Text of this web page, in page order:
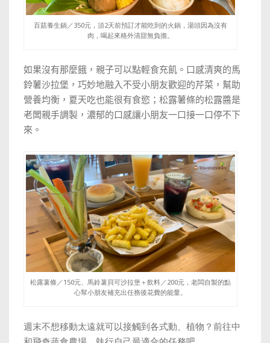
百菇養生鍋／350元，須2天前預訂才能吃到的火鍋，湯頭因為沒有
肉，喝起來格外清甜無負擔。
如果沒有那麼餓，親子可以點輕食充飢。口感清爽的馬
鈴薯沙拉堡，巧妙地融入不受小朋友歡迎的芹菜，幫助
營養均衡，夏天吃也能很有食慾；松露薯條的松露醬是
老闆親手調製，濃郁的口感讓小朋友一口接一口停不下
來。
松露薯條／150元、馬鈴薯貝可沙拉堡＋飲料／200元，老闆自製的點
心幫小朋友補充出任務後花費的能量。
週末不想移動太遠就可以接觸到各式動、植物？前往中